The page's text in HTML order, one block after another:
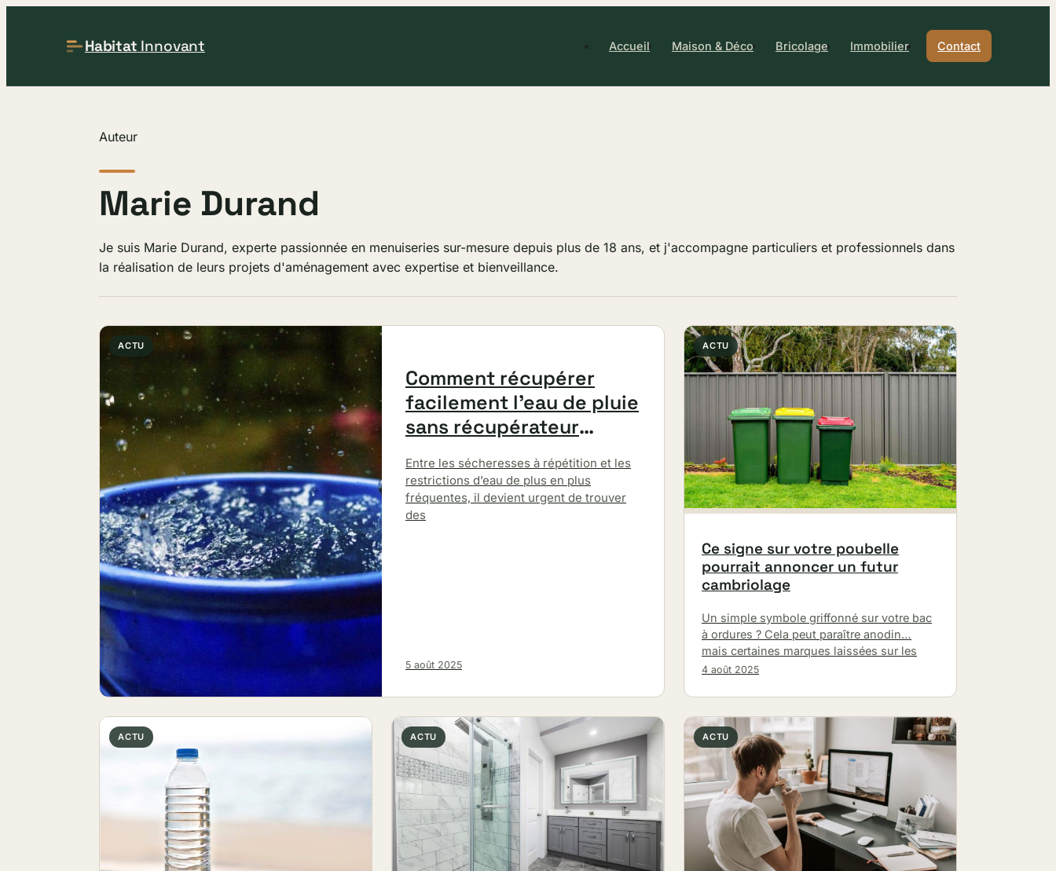
Habitat Innovant Accueil Maison & Déco Bricolage Immobilier Contact
Auteur
Marie Durand
Je suis Marie Durand, experte passionnée en menuiseries sur-mesure depuis plus de 18 ans, et j'accompagne particuliers et professionnels dans
la réalisation de leurs projets d'aménagement avec expertise et bienveillance.
ACTU
Comment récupérer
facilement l’eau de pluie
sans récupérateur
5 août 2025
Entre les sécheresses à répétition et les
restrictions d’eau de plus en plus
fréquentes, il devient urgent de trouver
des
ACTU
Ce signe sur votre poubelle
pourrait annoncer un futur
cambriolage
4 août 2025
Un simple symbole griffonné sur votre bac
à ordures ? Cela peut paraître anodin…
mais certaines marques laissées sur les
ACTU ACTU ACTU